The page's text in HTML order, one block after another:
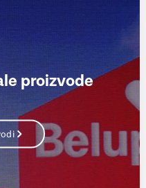
proizvode